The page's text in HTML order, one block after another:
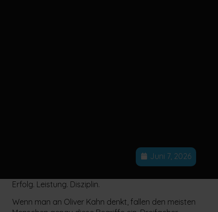
Juni 7, 2026
Erfolg. Leistung. Disziplin.
Wenn man an Oliver Kahn denkt, fallen den meisten